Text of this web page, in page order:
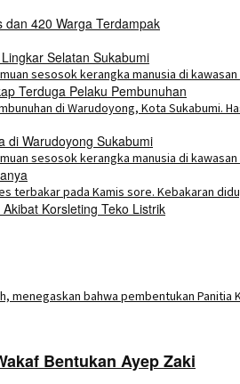
420 Warga Terdampak
Selatan Sukabumi
Terduga Pelaku Pembunuhan
di Warudoyong Sukabumi
Korsleting Teko Listrik
Bentukan Ayep Zaki